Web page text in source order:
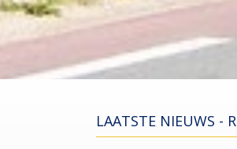
LAATSTE NIEUWS -